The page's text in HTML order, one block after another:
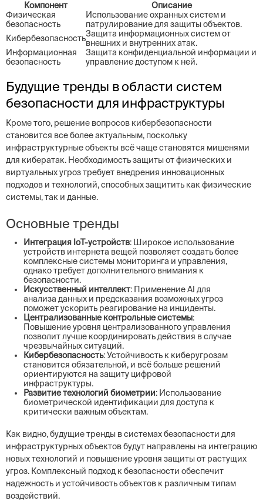
Компонент
Описание
Физическая
безопасность
Использование охранных систем и
патрулирование для защиты объектов.
КибербезопасностьЗащита информационных систем от
внешних и внутренних атак.
Информационная
безопасность
Защита конфиденциальной информации и
управление доступом к ней.
Будущие тренды в области систем
безопасности для инфраструктуры
Кроме того, решение вопросов кибербезопасности
становится все более актуальным, поскольку
инфраструктурные объекты всё чаще становятся мишенями
для кибератак. Необходимость защиты от физических и
виртуальных угроз требует внедрения инновационных
подходов и технологий, способных защитить как физические
системы, так и данные.
Основные тренды
Интеграция IoT-устройств: Широкое использование
устройств интернета вещей позволяет создать более
комплексные системы мониторинга и управления,
однако требует дополнительного внимания к
безопасности.
Искусственный интеллект: Применение AI для
анализа данных и предсказания возможных угроз
поможет ускорить реагирование на инциденты.
Централизованные контрольные системы:
Повышение уровня централизованного управления
позволит лучше координировать действия в случае
чрезвычайных ситуаций.
Кибербезопасность: Устойчивость к киберугрозам
становится обязательной, и всё больше решений
ориентируются на защиту цифровой
инфраструктуры.
Развитие технологий биометрии: Использование
биометрической идентификации для доступа к
критически важным объектам.
Как видно, будущие тренды в системах безопасности для
инфраструктурных объектов будут направлены на интеграцию
новых технологий и повышение уровня защиты от растущих
угроз. Комплексный подход к безопасности обеспечит
надежность и устойчивость объектов к различным типам
воздействий.